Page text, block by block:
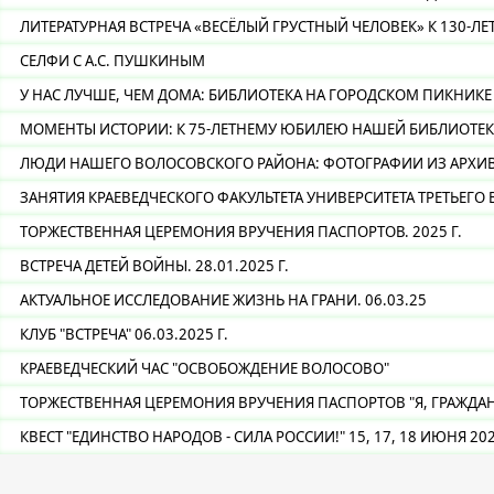
ЛИТЕРАТУРНАЯ ВСТРЕЧА «ВЕСЁЛЫЙ ГРУСТНЫЙ ЧЕЛОВЕК» К
СЕЛФИ С А.С. ПУШКИНЫМ
У НАС ЛУЧШЕ, ЧЕМ ДОМА: БИБЛИОТЕКА НА ГОРОДСКОМ ПИКНИКЕ
МОМЕНТЫ ИСТОРИИ: К 75-ЛЕТНЕМУ ЮБИЛЕЮ НАШЕЙ
ЛЮДИ НАШЕГО ВОЛОСОВСКОГО РАЙОНА: ФОТОГРАФИИ ИЗ
ЗАНЯТИЯ КРАЕВЕДЧЕСКОГО ФАКУЛЬТЕТА УНИВЕРСИТЕТА ТРЕТЬЕГО
ТОРЖЕСТВЕННАЯ ЦЕРЕМОНИЯ ВРУЧЕНИЯ ПАСПОРТОВ. 2025 Г.
ВСТРЕЧА ДЕТЕЙ ВОЙНЫ. 28.01.2025 Г.
АКТУАЛЬНОЕ ИССЛЕДОВАНИЕ ЖИЗНЬ НА ГРАНИ. 06.03.25
КЛУБ "ВСТРЕЧА" 06.03.2025 Г.
КРАЕВЕДЧЕСКИЙ ЧАС "ОСВОБОЖДЕНИЕ ВОЛОСОВО"
ТОРЖЕСТВЕННАЯ ЦЕРЕМОНИЯ ВРУЧЕНИЯ ПАСПОРТОВ "Я,
КВЕСТ "ЕДИНСТВО НАРОДОВ - СИЛА РОССИИ!" 15, 17, 18 ИЮНЯ